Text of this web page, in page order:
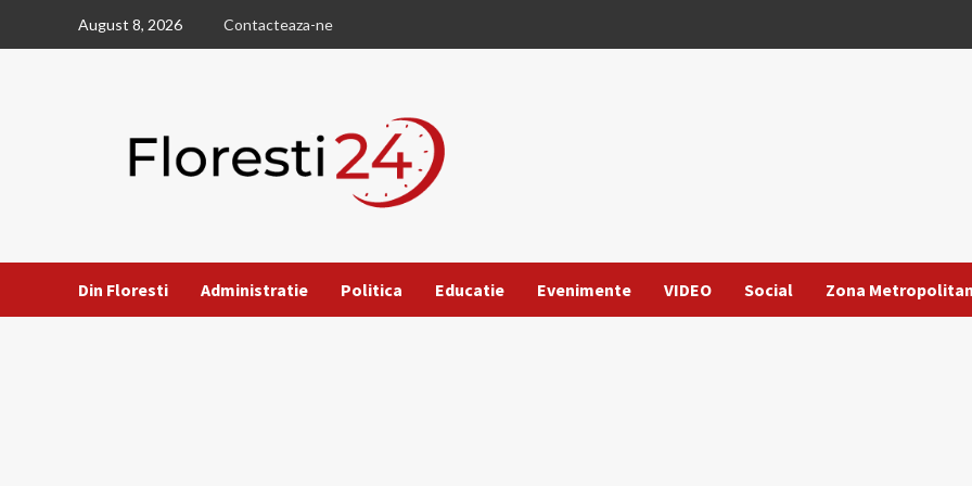
August 8, 2026 Contacteaza-ne
Din Floresti Administratie Politica Educatie Evenimente VIDEO Social Zona